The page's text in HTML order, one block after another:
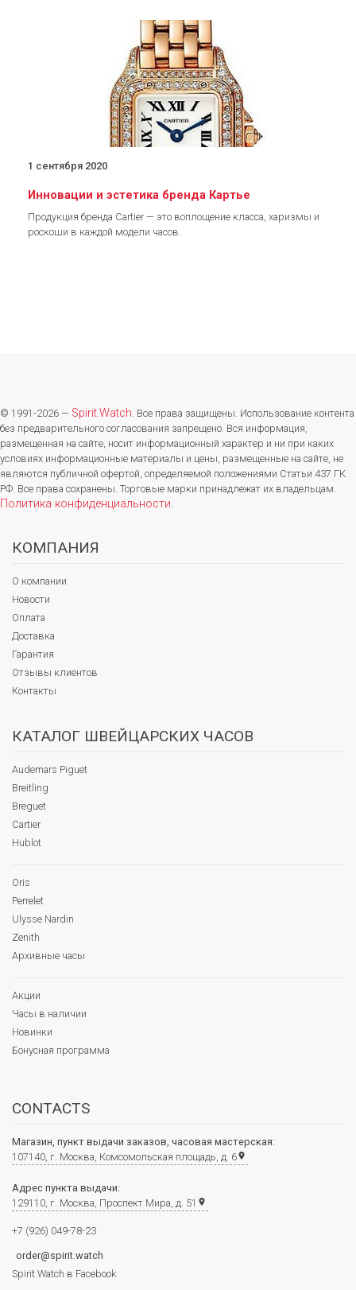
1 сентября 2020
Инновации и эстетика бренда Картье
Продукция бренда Cartier — это воплощение класса, харизмы и
роскоши в каждой модели часов.
© 1991-2026 — Spirit.Watch. Все права защищены. Использование контента
без предварительного согласования запрещено. Вся информация,
размещенная на сайте, носит информационный характер и ни при каких
условиях информационные материалы и цены, размещенные на сайте, не
являются публичной офертой, определяемой положениями Статьи 437 ГК
РФ. Все права сохранены. Торговые марки принадлежат их владельцам.
Политика конфиденциальности.
КОМПАНИЯ
О компании
Новости
Оплата
Доставка
Гарантия
Отзывы клиентов
Контакты
КАТАЛОГ ШВЕЙЦАРСКИХ ЧАСОВ
Audemars Piguet
Breitling
Breguet
Cartier
Hublot
Oris
Perrelet
Ulysse Nardin
Zenith
Архивные часы
Акции
Часы в наличии
Новинки
Бонусная программа
CONTACTS
Магазин, пункт выдачи заказов, часовая мастерская:
107140, г. Москва, Комсомольская площадь, д. 6place
Адрес пункта выдачи:
129110, г. Москва, Проспект Мира, д. 51 place
+7 (926) 049-78-23
order@spirit.watch
Spirit.Watch в Facebook